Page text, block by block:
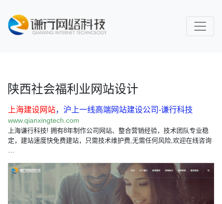
陕西社会福利业网站设计
上海建设网站，沪上一线高端网站建设公司-谦行科技
www.qianxingtech.com
上海谦行科技! 拥有8年制作公司网站、整合营销经验，技术团队专业稳
定，建站速度快免费建站，只需技术维护费,无需任何风险,欢迎在线咨询
…